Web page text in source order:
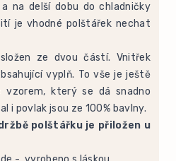
na delší dobu do chladničky
je vhodné polštářek nechat
ze dvou částí. Vnitřek
vyplň. To vše je ještě
vzorem, který se dá snadno
i povlak jsou ze 100% bavlny.
polštářku je přiložen u